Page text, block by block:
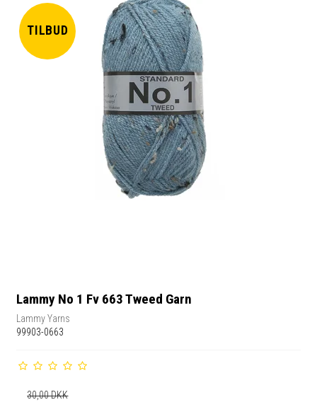
TILBUD
Lammy No 1 Fv 663 Tweed Garn
Lammy Yarns
99903-0663
30,00 DKK